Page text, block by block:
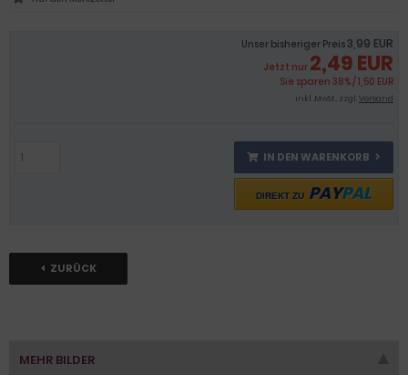
Unser bisheriger Preis3,99 EUR
Jetzt nur 2,49 EUR
Sie sparen 38% / 1,50 EUR
inkl .MwSt., zzgl.Versand
IN DEN WARENKORB
DIREKT ZU PAYPAL
ZURÜCK
MEHR BILDER